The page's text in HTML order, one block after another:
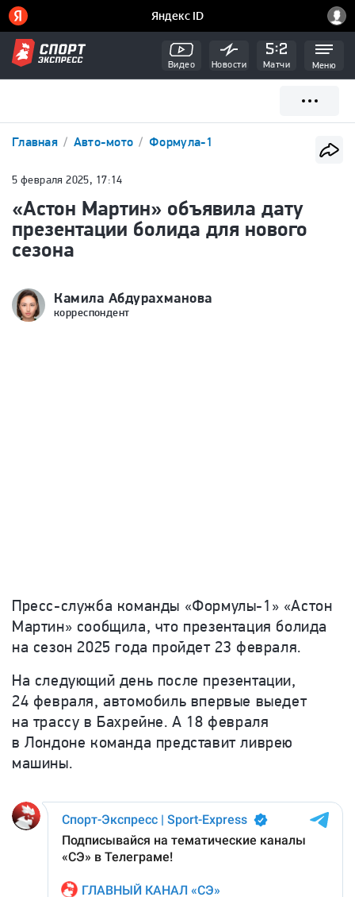
Видео Новости Матчи Меню
Главная Авто-мото Формула-1
5 февраля 2025, 17:14
«Астон Мартин» объявила дату
презентации болида для нового
сезона
Камила Абдурахманова
корреспондент
Пресс-служба команды «Формулы-1» «Астон
Мартин» сообщила, что презентация болида
на сезон 2025 года пройдет 23 февраля.
На следующий день после презентации,
24 февраля, автомобиль впервые выедет
на трассу в Бахрейне. А 18 февраля
в Лондоне команда представит ливрею
машины.